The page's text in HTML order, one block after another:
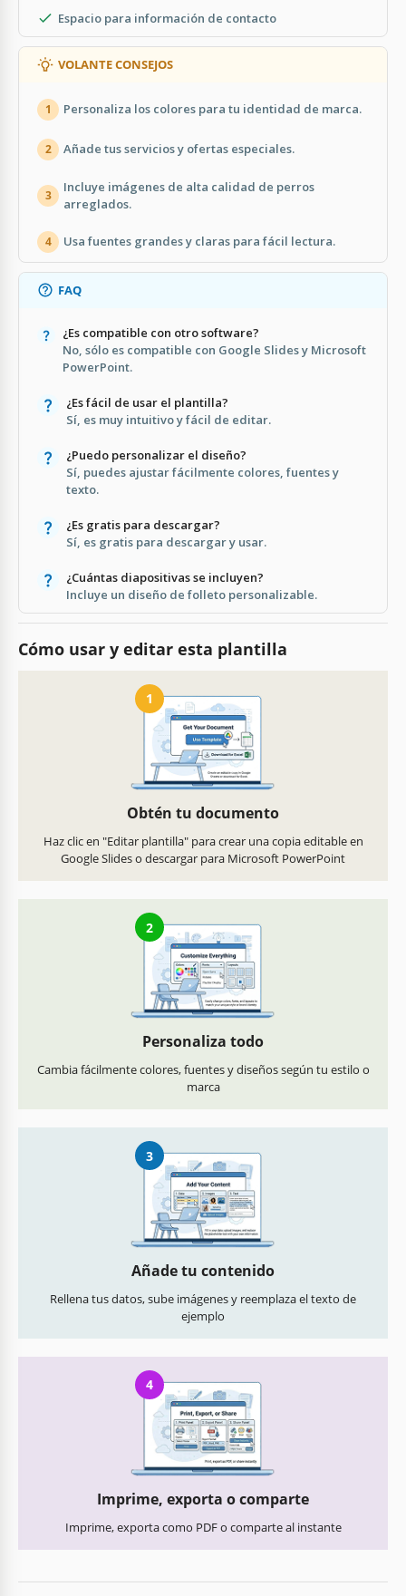
Espacio para información de contacto
VOLANTE CONSEJOS
1 Personaliza los colores para tu identidad de marca.
2 Añade tus servicios y ofertas especiales.
3
Incluye imágenes de alta calidad de perros
arreglados.
4 Usa fuentes grandes y claras para fácil lectura.
FAQ
¿Es compatible con otro software?
No, sólo es compatible con Google Slides y Microsoft
PowerPoint.
¿Es fácil de usar el plantilla?
Sí, es muy intuitivo y fácil de editar.
¿Puedo personalizar el diseño?
Sí, puedes ajustar fácilmente colores, fuentes y
texto.
¿Es gratis para descargar?
Sí, es gratis para descargar y usar.
¿Cuántas diapositivas se incluyen?
Incluye un diseño de folleto personalizable.
Cómo usar y editar esta plantilla
1
Obtén tu documento
Haz clic en "Editar plantilla" para crear una copia editable en
Google Slides o descargar para Microsoft PowerPoint
2
Personaliza todo
Cambia fácilmente colores, fuentes y diseños según tu estilo o
marca
3
Añade tu contenido
Rellena tus datos, sube imágenes y reemplaza el texto de
ejemplo
4
Imprime, exporta o comparte
Imprime, exporta como PDF o comparte al instante